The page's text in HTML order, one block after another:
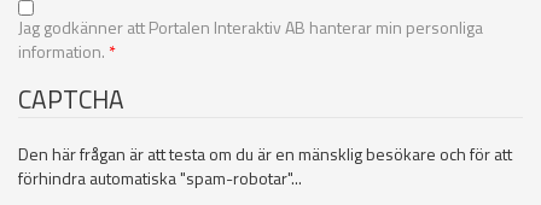
Jag godkänner att Portalen Interaktiv AB hanterar min personliga
information. *
CAPTCHA
Den här frågan är att testa om du är en mänsklig besökare och för att
förhindra automatiska "spam-robotar"...